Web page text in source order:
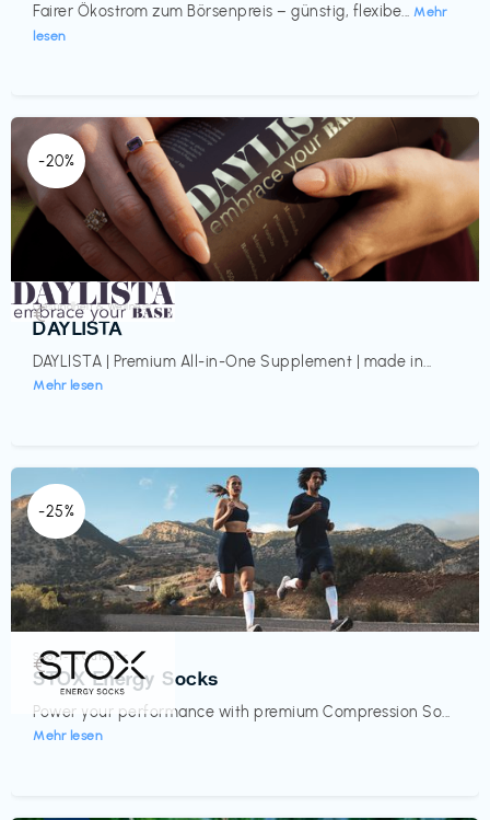
Fairer Ökostrom zum Börsenpreis – günstig, flexibe... Mehr
lesen
-20%
Gesundheit & Wellness
DAYLISTA
DAYLISTA | Premium All-in-One Supplement | made in...
Mehr lesen
€‎
-25%
Sport- & Outdoor
STOX Energy Socks
Power your performance with premium Compression So...
Mehr lesen
€‎